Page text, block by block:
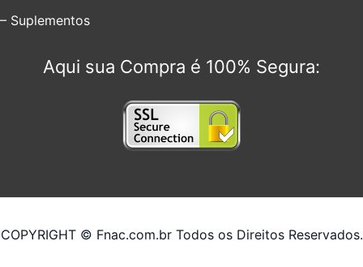
– Suplementos
Aqui sua Compra é 100% Segura:
COPYRIGHT © Fnac.com.br Todos os Direitos Reservados.